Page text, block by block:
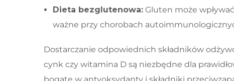
Dieta bezglutenowa: Gluten może
ważne przy chorobach
Dostarczanie odpowiednich składników
cynk czy witamina D są niezbędne dla